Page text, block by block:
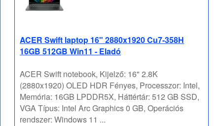
ACER Swift laptop 16" 2880x1920 Cu7-358H
16GB 512GB Win11 - Eladó
ACER Swift notebook, Kijelző: 16" 2.8K
(2880x1920) OLED HDR Fényes, Processzor: Intel,
Memória: 16GB LPDDR5X, Háttértár: 512 GB SSD,
VGA Típus: Intel Arc Graphics 0 GB, Operációs
rendszer: Windows 11 ...